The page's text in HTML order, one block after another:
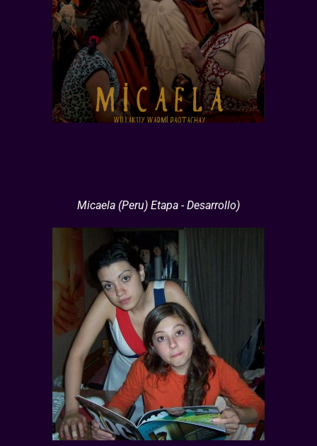
Micaela (Peru) Etapa - Desarrollo)